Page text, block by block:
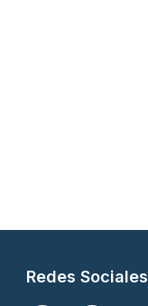
Redes Sociales